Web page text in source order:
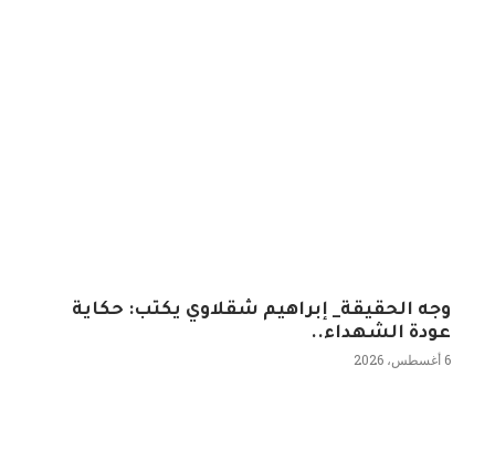
وجه الحقيقة_ إبراهيم شقلاوي يكتب: حكاية
عودة الشهداء..
6 أغسطس، 2026